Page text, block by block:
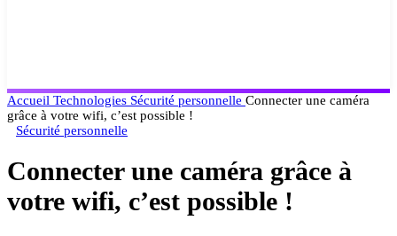
Accueil Technologies Sécurité personnelle Connecter une caméra
grâce à votre wifi, c’est possible !
Sécurité personnelle
Connecter une caméra grâce à
votre wifi, c’est possible !